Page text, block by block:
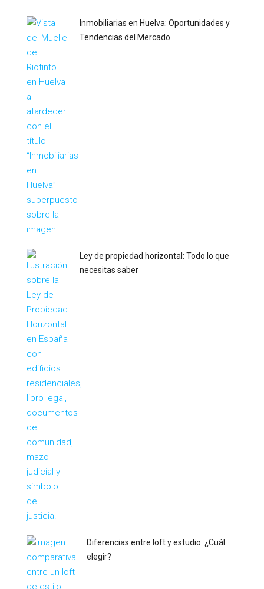
Inmobiliarias en Huelva: Oportunidades y
Tendencias del Mercado
Ley de propiedad horizontal: Todo lo que
necesitas saber
Diferencias entre loft y estudio: ¿Cuál
elegir?